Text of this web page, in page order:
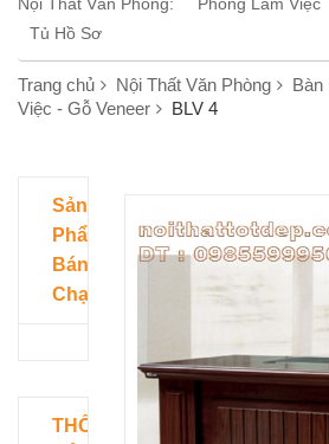
Nội Thất Văn Phòng: Phòng Làm Việc
Tủ Hồ Sơ
Trang chủ Nội Thất Văn Phòng Bàn
Việc - Gỗ Veneer
BLV 4
Sản
Phẩm
Bán
Chạy
THỐNG